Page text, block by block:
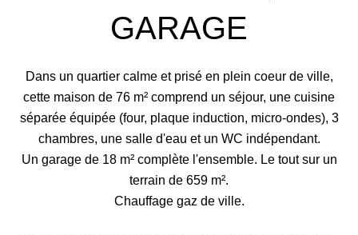
GARAGE
Dans un quartier calme et prisé en plein coeur de ville,
cette maison de 76 m² comprend un séjour, une cuisine
séparée équipée (four, plaque induction, micro-ondes), 3
chambres, une salle d'eau et un WC indépendant.
Un garage de 18 m² complète l'ensemble. Le tout sur un
terrain de 659 m².
Chauffage gaz de ville.